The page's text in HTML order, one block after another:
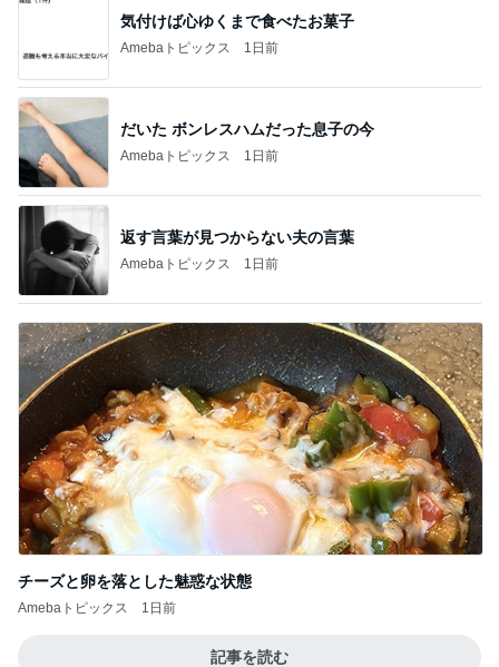
気付けば心ゆくまで食べたお菓子
Amebaトピックス 1日前
だいた ボンレスハムだった息子の今
Amebaトピックス 1日前
返す言葉が見つからない夫の言葉
Amebaトピックス 1日前
チーズと卵を落とした魅惑な状態
Amebaトピックス 1日前
記事を読む